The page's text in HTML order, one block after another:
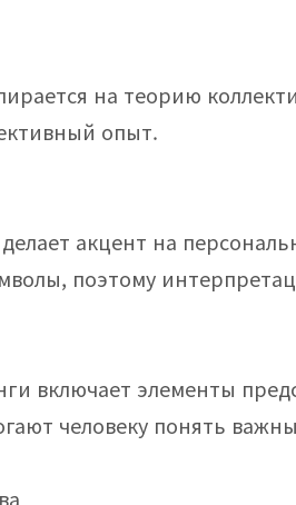
на теорию
опыт.
акцент на
поэтому
включает элементы
человеку понять